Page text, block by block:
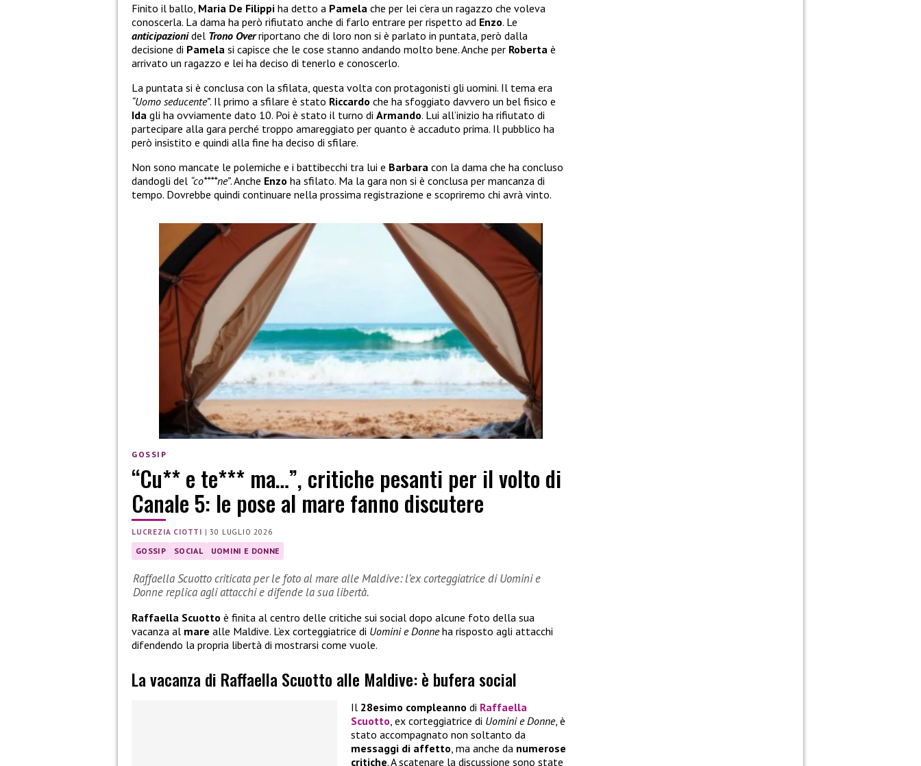
Finito il ballo, Maria De Filippi ha detto a Pamela che per lei c’era un ragazzo che voleva
conoscerla. La dama ha però rifiutato anche di farlo entrare per rispetto ad Enzo. Le
anticipazionidel Trono Overriportano che di loro non si è parlato in puntata, però dalla
decisione di Pamela si capisce che le cose stanno andando molto bene. Anche per Roberta è
arrivato un ragazzo e lei ha deciso di tenerlo e conoscerlo.
La puntata si è conclusa con la sfilata, questa volta con protagonisti gli uomini. Il tema era
“Uomo seducente”. Il primo a sfilare è stato Riccardo che ha sfoggiato davvero un bel fisico e
Ida gli ha ovviamente dato 10. Poi è stato il turno di Armando. Lui all’inizio ha rifiutato di
partecipare alla gara perché troppo amareggiato per quanto è accaduto prima. Il pubblico ha
però insistito e quindi alla fine ha deciso di sfilare.
Non sono mancate le polemiche e i battibecchi tra lui e Barbara con la dama che ha concluso
dandogli del “co****ne”. Anche Enzo ha sfilato. Ma la gara non si è conclusa per mancanza di
tempo. Dovrebbe quindi continuare nella prossima registrazione e scopriremo chi avrà vinto.
GOSSIP
“Cu** e te*** ma…”, critiche pesanti per il volto di
Canale 5: le pose al mare fanno discutere
LUCREZIA CIOTTI |30 LUGLIO 2026
GOSSIP SOCIAL UOMINI E DONNE
Raffaella Scuotto criticata per le foto al mare alle Maldive: l’ex corteggiatrice di Uomini e
Donne replica agli attacchi e difende la sua libertà.
Raffaella Scuotto è finita al centro delle critiche sui social dopo alcune foto della sua
vacanza al mare alle Maldive. L’ex corteggiatrice di Uomini e Donneha risposto agli attacchi
difendendo la propria libertà di mostrarsi come vuole.
La vacanza di Raffaella Scuotto alle Maldive: è bufera social
Il 28esimo compleanno di Raffaella
Scuotto , ex corteggiatrice di Uomini e Donne, è
stato accompagnato non soltanto da
messaggi di affetto , ma anche da numerose
critiche. A scatenare la discussione sono state